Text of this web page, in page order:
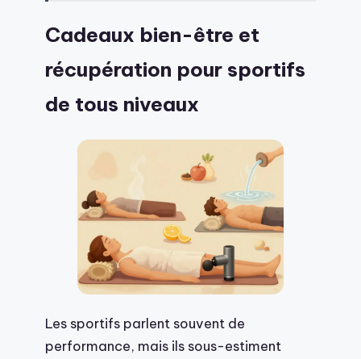
Cadeaux bien-être et
récupération pour sportifs
de tous niveaux
Les sportifs parlent souvent de
performance, mais ils sous-estiment